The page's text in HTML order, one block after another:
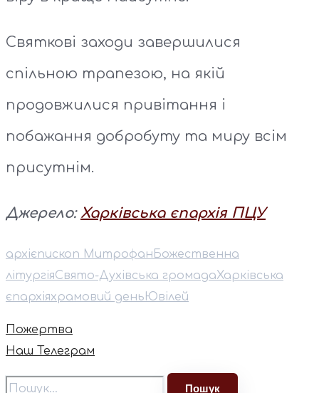
Святкові заходи завершилися
спільною трапезою, на якій
продовжилися привітання і
побажання добробуту та миру всім
присутнім.
Джерело: Харківська єпархія ПЦУ
архієпископ Митрофан Божественна
літургіяСвято-Духівська громадаХарківська
єпархіяхрамовий день Ювілей
Пожертва
Наш Телеграм